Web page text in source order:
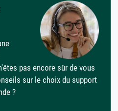
pas encore sûr de vous
sur le choix du support
?